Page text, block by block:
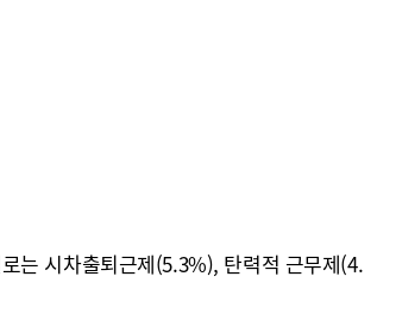
는 시차출퇴근제(5.3%), 탄력적 근무제(4.